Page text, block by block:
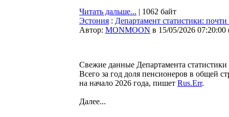
Читать дальше... | 1062 байт
Эстония : Департамент статистики:
Автор: MONMOON в 15/05/2026 07:20:00
Свежие данные Департамента
Всего за год доля пенсионеров в общей
на начало 2026 года, пишет Rus.Err.
Далее...